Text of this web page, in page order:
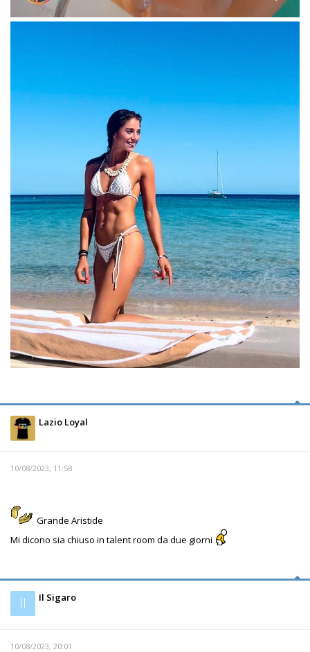
Lazio Loyal
10/08/2023, 11:58
Grande Aristide
Mi dicono sia chiuso in talent room da due giorni
Il Il Sigaro
10/08/2023, 20:01